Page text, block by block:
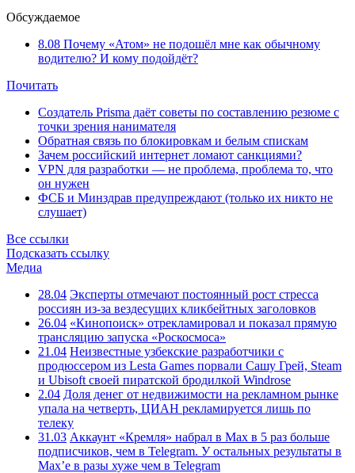
Обсуждаемое
8.08 Почему «Атом» не подошёл мне как обычному
водителю? И кому подойдёт?
Почитать
Создатель Prisma даёт советы по составлению резюме с
точки зрения нанимателя
Обратная связь по блокировкам и белым спискам
Зачем российский интернет ломают санкциями?
VPN для разработки — не проблема, проблема то, что
он нужен
ФСБ и Минздрав предупреждают (только их никто не
слушает)
Все ссылки
Подсказать ссылку
Медиа
28.04 Эксперты отмечают постоянный рост стресса
россиян из-за вездесущих кликбейтных заголовков
26.04 «Кинопоиск» отрекламировал и показал прямую
трансляцию запуска «Роскосмоса»
21.04 Неизвестные узбекские разработчики с
продюссером из Lesta Games порвали Сашу Грей, Steam
и Ubisoft своей пиратской бродилкой Windrose
2.04 Доля денег от недвижимости на рекламном рынке
упала на четверть, ЦИАН рекламируется лишь по
телеку
31.03 Аккаунт «Кремля» набрал в Max в 5 раз больше
подписчиков, чем в Telegram. У остальных результаты в
Max’е в разы хуже чем в Telegram